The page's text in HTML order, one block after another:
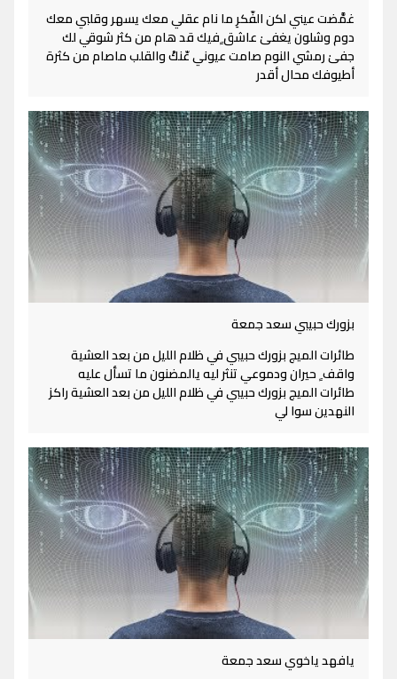
غمَّضت عيني لكن الفّكرِ ما نام عقلي معك يسهر وقلبي معك
دوم وشلون يغفىٰ عاشق ٍفيك قد هام من كثر شوقي لك
جفىٰ رمشي النوم صامت عيوني عّنكْ والقلب ماصام من كثرة
أطيوفك محال أقدر
بزورك حبيبي سعد جمعة
طائرات الميج بزورك حبيبي في ظلام الليل من بعد العشية
واقف ٍ حيران ودموعي تنثر ليه يالمضنون ما تسأل عليه
طائرات الميج بزورك حبيبي في ظلام الليل من بعد العشية راكز
النهدين سوا لي
يافهد ياخوي سعد جمعة